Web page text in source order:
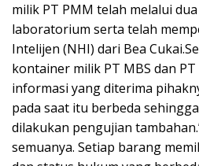
milik PT PMM telah melalui
laboratorium serta telah
Intelijen (NHI) dari Bea
kontainer milik PT MBS dan
informasi yang diterima
pada saat itu berbeda
dilakukan pengujian
semuanya. Setiap barang